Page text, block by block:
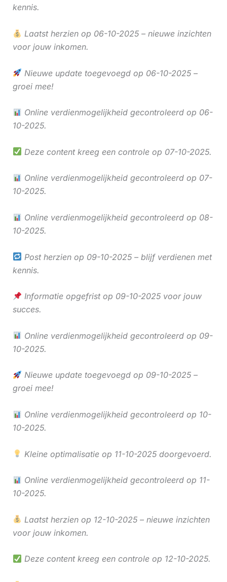
kennis.
Laatst herzien op 06-10-2025 – nieuwe inzichten
voor jouw inkomen.
Nieuwe update toegevoegd op 06-10-2025 –
groei mee!
Online verdienmogelijkheid gecontroleerd op 06-
10-2025.
Deze content kreeg een controle op 07-10-2025.
Online verdienmogelijkheid gecontroleerd op 07-
10-2025.
Online verdienmogelijkheid gecontroleerd op 08-
10-2025.
Post herzien op 09-10-2025 – blijf verdienen met
kennis.
Informatie opgefrist op 09-10-2025 voor jouw
succes.
Online verdienmogelijkheid gecontroleerd op 09-
10-2025.
Nieuwe update toegevoegd op 09-10-2025 –
groei mee!
Online verdienmogelijkheid gecontroleerd op 10-
10-2025.
Kleine optimalisatie op 11-10-2025 doorgevoerd.
Online verdienmogelijkheid gecontroleerd op 11-
10-2025.
Laatst herzien op 12-10-2025 – nieuwe inzichten
voor jouw inkomen.
Deze content kreeg een controle op 12-10-2025.